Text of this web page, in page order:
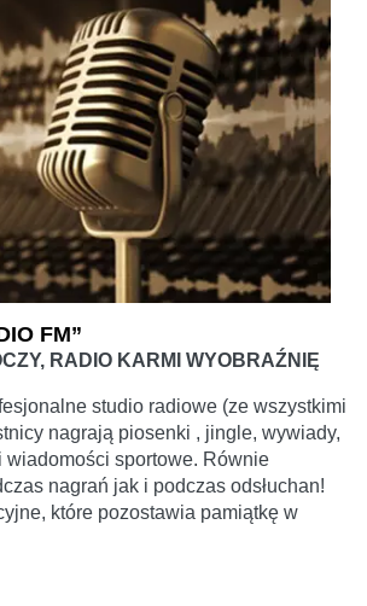
FM”
RADIO KARMI WYOBRAŹNIĘ
studio radiowe (ze wszystkimi
nagrają piosenki , jingle, wywiady,
wiadomości sportowe. Równie
nagrań jak i podczas odsłuchan!
które pozostawia pamiątkę w